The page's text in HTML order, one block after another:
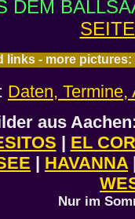
DEM
links - more
Daten,
aus
| EL
| HAVANNA
Nur im